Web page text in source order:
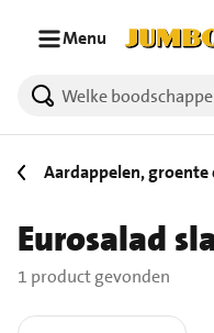
Menu
1 producten gevonden.
Aardappelen,
Eurosalad
1 product gevonden